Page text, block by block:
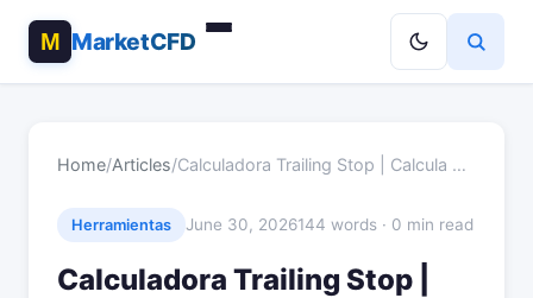
MarketCFD
Home/Articles/Calculadora Trailing Stop | Calcula …
Herramientas June 30, 2026144 words · 0 min read
Calculadora Trailing Stop |